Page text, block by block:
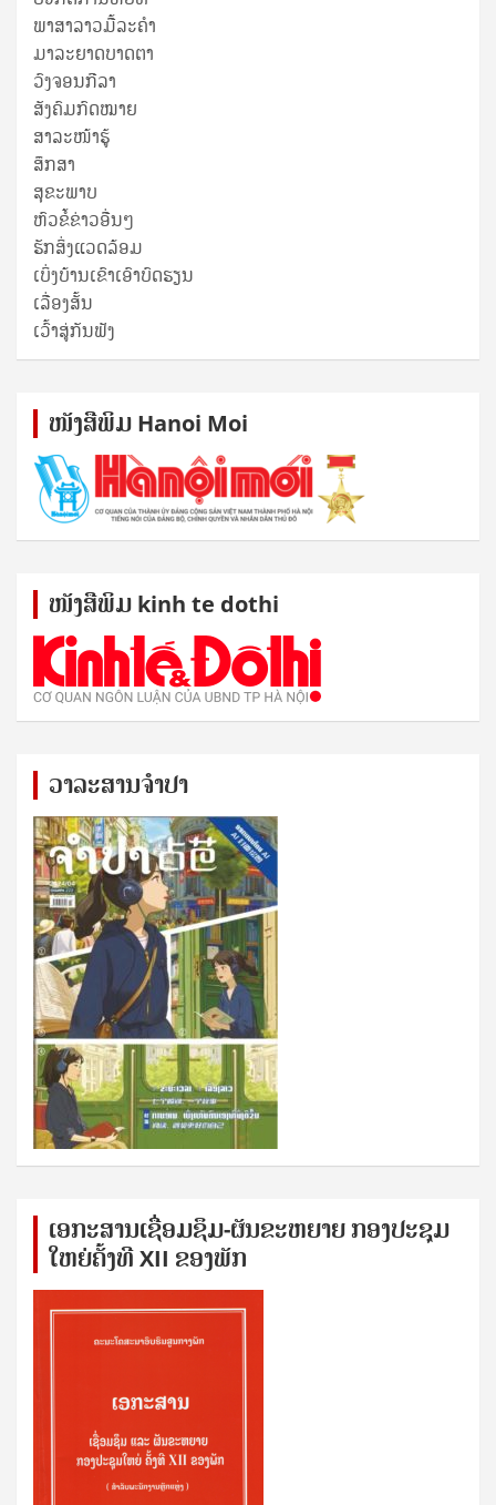
ພາສາລາວມື້ລະຄຳ
ມາລະຍາດບາດຕາ
ວົງຈອນກີລາ
ສັງຄົມກົດໝາຍ
ສາລະໜ້າຮູ້
ສຶກສາ
ສຸ​ຂະ​ພາບ
ຫົວຂໍ້ຂ່າວອື່ນໆ
ຮັກສິ່ງແວດລ້ອມ
ເບິ່ງບ້ານເຂົາເອົາບົດຮຽນ
ເລື່ອງສັ້ນ
ເວົ້າສູ່ກັນຟັງ
ໜັງ​ສື​ພິມ Hanoi Moi
ໜັງ​ສື​ພິມ kinh te dothi
ວາລະສານຈຳປາ
ເອກ​ະ​ສານ​ເຊ​ື່ອມ​ຊ​ຶມ-ຜັນ​ຂະ​ຫ​ຍາຍ ກອງ​ປະ​ຊຸມ​
ໃຫຍ່​ຄັ້ງ​ທີ XII ຂອງ​ພັກ